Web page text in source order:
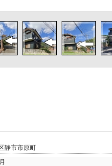
静市市原町